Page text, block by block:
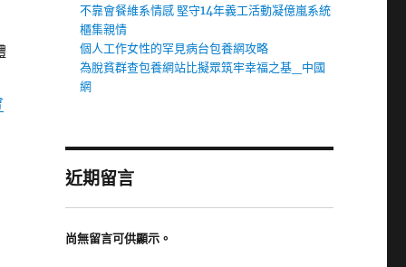
不靠會餐維系情感 堅守14年義工活動凝億嵐系統
櫃集親情
個人工作女性的罕見病台包養網攻略
為脫貧群查包養網站比擬眾筑牢幸福之基_中國
網
近期留言
尚無留言可供顯示。